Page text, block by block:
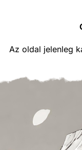
Az oldal jelenleg